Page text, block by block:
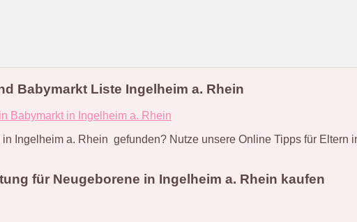
Babymarkt Liste Ingelheim a. Rhein
Babymarkt in Ingelheim a. Rhein
Ingelheim a. Rhein gefunden? Nutze unsere Online Tipps für
für Neugeborene in Ingelheim a. Rhein kaufen